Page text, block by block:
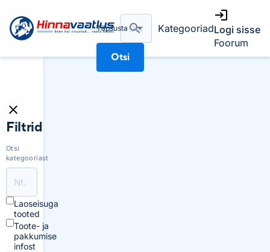
Täpsusta
Otsi
KategooriadLogi sisse
Foorum
Filtrid
Otsi
kategooriast
Laoseisuga
tooted
Toote- ja
pakkumise
infost